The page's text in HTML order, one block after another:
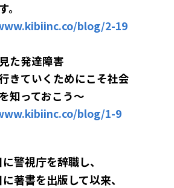
。
blog/2-19
た発達障害
きていくためにこそ社会
知っておこう～
blog/1-9
警視庁を辞職し、
著書を出版して以来、